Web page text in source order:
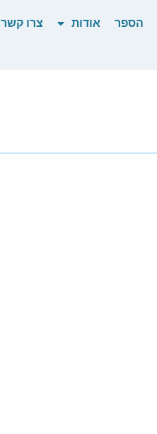
הספר אודות צרו קשר